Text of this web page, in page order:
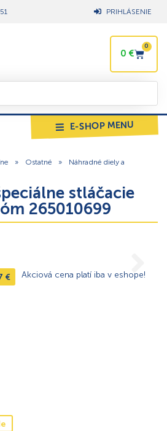
PRIHLÁSENIE
0 €
0
E-SHOP MENU
» Ostatné »
Náhradné diely a
stláčacie
265010699
€ Akciová cena platí iba v eshope!